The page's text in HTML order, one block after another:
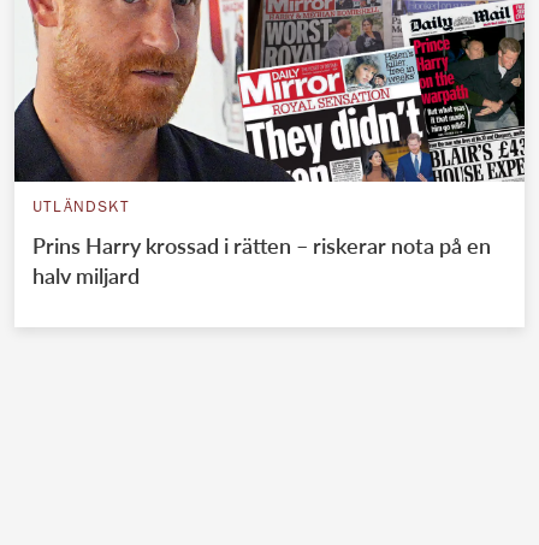
UTLÄNDSKT
Prins Harry krossad i rätten – riskerar nota på en
halv miljard